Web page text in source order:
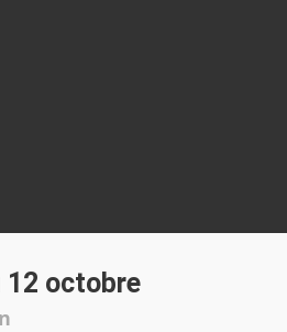
12 octobre